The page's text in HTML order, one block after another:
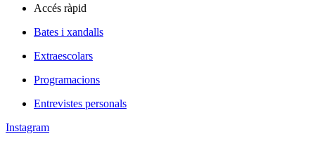
Accés ràpid
Bates i xandalls
Extraescolars
Programacions
Entrevistes personals
Instagram